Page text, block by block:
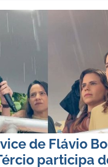
de Flávio
participa